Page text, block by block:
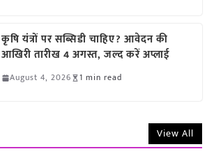
कृषि यंत्रों पर सब्सिडी चाहिए? आवेदन की
आखिरी तारीख 4 अगस्त, जल्द करें अप्लाई
August 4, 2026 1 min read
View All